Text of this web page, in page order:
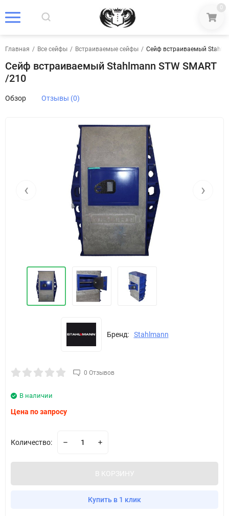
0
Главная / Все сейфы / Встраиваемые сейфы / Сейф встраиваемый
Сейф встраиваемый Stahlmann STW SMART
/210
Обзор Отзывы (0)
‹ ›
Бренд: Stahlmann
0 Отзывов
В наличии
Цена по запросу
Количество:
В КОРЗИНУ
Купить в 1 клик